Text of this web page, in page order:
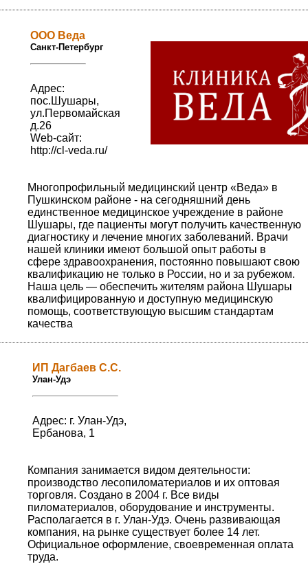
ООО Веда
Санкт-Петербург
Адрес:
пос.Шушары,
ул.Первомайская
д.26
Web-сайт:
http://cl-veda.ru/
Многопрофильный медицинский центр «Веда» в
Пушкинском районе - на сегодняшний день
единственное медицинское учреждение в районе
Шушары, где пациенты могут получить качественную
диагностику и лечение многих заболеваний. Врачи
нашей клиники имеют большой опыт работы в
сфере здравоохранения, постоянно повышают свою
квалификацию не только в России, но и за рубежом.
Наша цель — обеспечить жителям района Шушары
квалифицированную и доступную медицинскую
помощь, соответствующую высшим стандартам
качества
ИП Дагбаев С.С.
Улан-Удэ
Адрес: г. Улан-Удэ,
Ербанова, 1
Компания занимается видом деятельности:
производство лесопиломатериалов и их оптовая
торговля. Создано в 2004 г. Все виды
пиломатериалов, оборудование и инструменты.
Располагается в г. Улан-Удэ. Очень развивающая
компания, на рынке существует более 14 лет.
Официальное оформление, своевременная оплата
труда.